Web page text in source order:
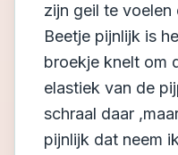
zijn geil te voelen
Beetje pijnlijk is
broekje knelt om
elastiek van de
schraal daar
pijnlijk dat neem